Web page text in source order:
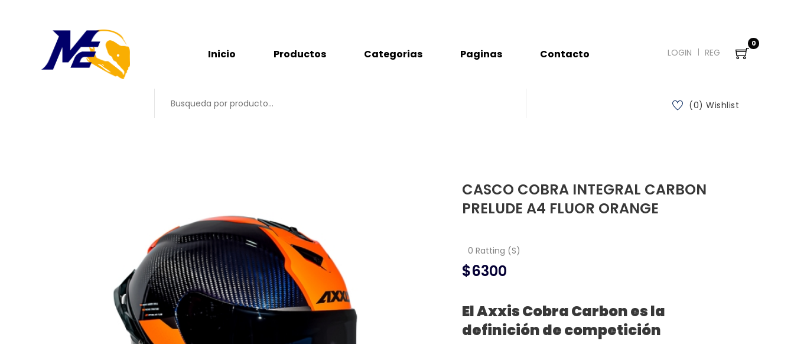
Inicio Productos Categorias Paginas Contacto LOGIN REG
0
(0) Wishlist
CASCO COBRA INTEGRAL CARBON
PRELUDE A4 FLUOR ORANGE
0 Ratting (S)
$6300
El Axxis Cobra Carbon es la
definición de competición